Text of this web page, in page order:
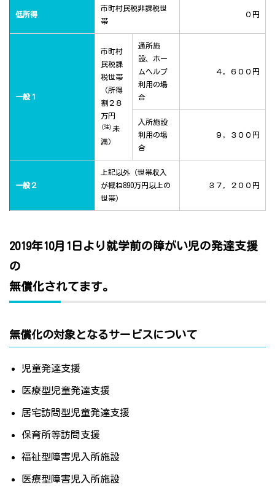
低所得
市町村民税非課税世
帯
０円
一般１
市町村
民税課
税世帯
（所得
割２８
万円
(注) 未
満）
通所施
設、ホー
ムヘルプ
利用の場
合
４，６００円
入所施設
利用の場
合
９，３００円
一般２
上記以外（世帯収入
が概ね890万円以上の
世帯）
３７，２００円
2019年10月1日より就学前の障がい児の発達支援
の
無償化されてます。
無償化の対象となるサービスについて
児童発達支援
医療型児童発達支援
居宅訪問型児童発達支援
保育所等訪問支援
福祉型障害児入所施設
医療型障害児入所施設